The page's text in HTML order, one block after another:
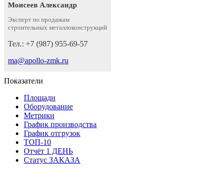
Моисеев Александр
Эксперт по продажам
строительных металлоконструкций
Тел.: +7 (987) 955-69-57
ma@apollo-zmk.ru
Показатели
Площади
Оборудование
Метрики
График производства
График отгрузок
ТОП-10
Отчёт 1 ДЕНЬ
Статус ЗАКАЗА